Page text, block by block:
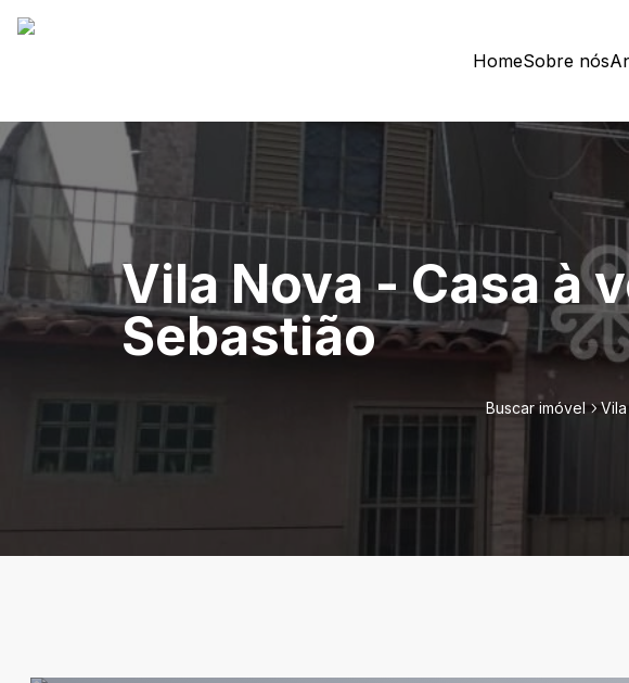
HomeSobre nós
Vila Nova - Casa à
Sebastião
Buscar imóvel